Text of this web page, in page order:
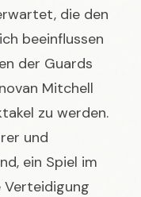
die den
beeinflussen
der Guards
Mitchell
zu werden.
und
ein Spiel im
Verteidigung